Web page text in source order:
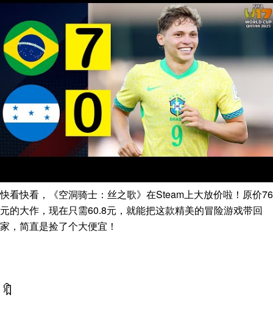
快看快看，《空洞骑士：丝之歌》在Steam上大放价啦！原价76
元的大作，现在只需60.8元，就能把这款精美的冒险游戏带回
家，简直是捡了个大便宜！
🔖